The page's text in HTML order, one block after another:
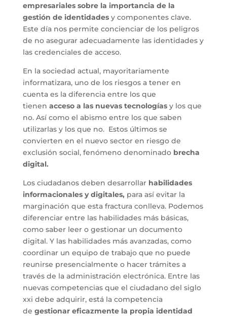
empresariales sobre la importancia de la
gestión de identidadesy componentes clave.
Este día nos permite concienciar de los peligros
de no asegurar adecuadamente las identidades y
las credenciales de acceso.
En la sociedad actual, mayoritariamente
informatizara, uno de los riesgos a tener en
cuenta es la diferencia entre los que
tienen acceso a las nuevas tecnologíasy los que
no. Así como el abismo entre los que saben
utilizarlas y los que no. Estos últimos se
convierten en el nuevo sector en riesgo de
exclusión social, fenómeno denominadobrecha
digital.
Los ciudadanos deben desarrollar habilidades
informacionales y digitales, para así evitar la
marginación que esta fractura conlleva. Podemos
diferenciar entre las habilidades más básicas,
como saber leer o gestionar un documento
digital. Y las habilidades más avanzadas, como
coordinar un equipo de trabajo que no puede
reunirse presencialmente o hacer trámites a
través de la administración electrónica. Entre las
nuevas competencias que el ciudadano del siglo
xxi debe adquirir, está la competencia
de gestionar eficazmente la propia identidad